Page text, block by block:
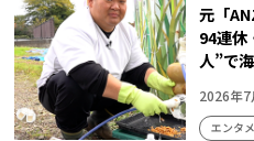
元「
94連休
人”で
2026年7
エンタメ